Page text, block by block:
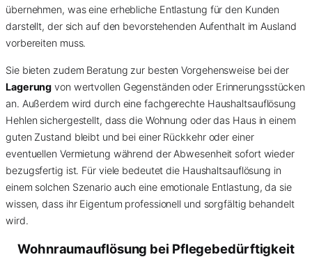
übernehmen, was eine erhebliche Entlastung für den Kunden
darstellt, der sich auf den bevorstehenden Aufenthalt im Ausland
vorbereiten muss.
Sie bieten zudem Beratung zur besten Vorgehensweise bei der
Lagerung von wertvollen Gegenständen oder Erinnerungsstücken
an. Außerdem wird durch eine fachgerechte Haushaltsauflösung
Hehlen sichergestellt, dass die Wohnung oder das Haus in einem
guten Zustand bleibt und bei einer Rückkehr oder einer
eventuellen Vermietung während der Abwesenheit sofort wieder
bezugsfertig ist. Für viele bedeutet die Haushaltsauflösung in
einem solchen Szenario auch eine emotionale Entlastung, da sie
wissen, dass ihr Eigentum professionell und sorgfältig behandelt
wird.
Wohnraumauflösung bei Pflegebedürftigkeit